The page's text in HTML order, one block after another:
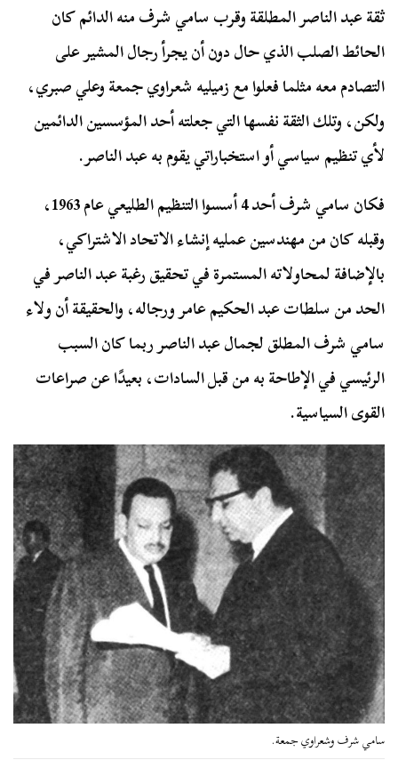
ثقة عبد الناصر المطلقة وقرب سامي شرف منه الدائم كان
الحائط الصلب الذي حال دون أن يجرأ رجال المشير على
التصادم معه مثلما فعلوا مع زميليه شعراوي جمعة وعلي صبري،
ولكن، وتلك الثقة نفسها التي جعلته أحد المؤسسين الدائمين
لأي تنظيم سياسي أو استخباراتي يقوم به عبد الناصر.
فكان سامي شرف أحد 4 أسسوا التنظيم الطليعي عام 1963،
وقبله كان من مهندسين عمليه إنشاء الاتحاد الاشتراكي،
بالإضافة لمحاولاته المستمرة في تحقيق رغبة عبد الناصر في
الحد من سلطات عبد الحكيم عامر ورجاله، والحقيقة أن ولاء
سامي شرف المطلق لجمال عبد الناصر ربما كان السبب
الرئيسي في الإطاحة به من قبل السادات، بعيدًا عن صراعات
القوى السياسية.
سامي شرف وشعراوي جمعة.